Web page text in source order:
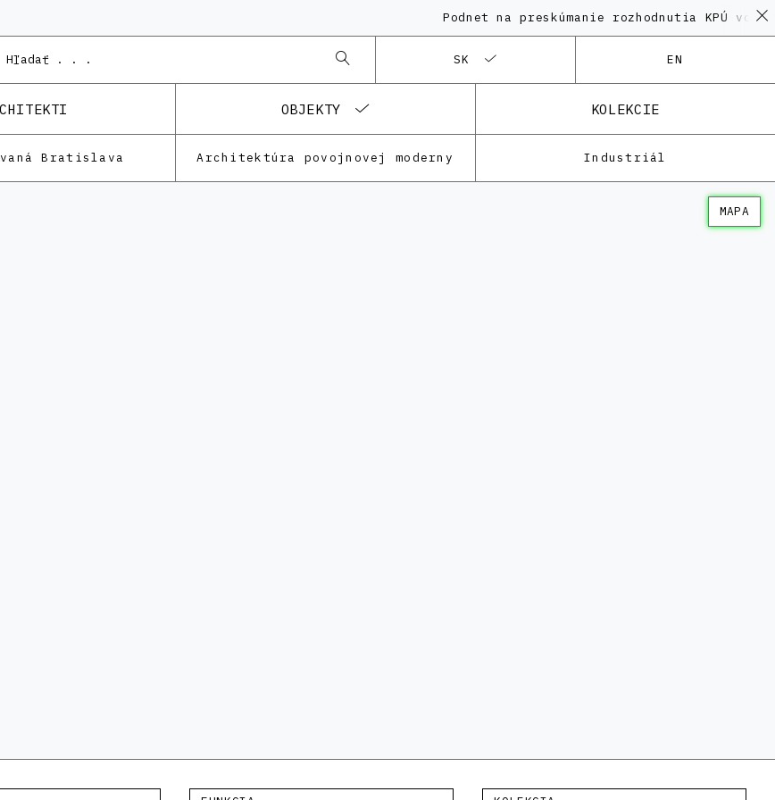
Podnet na preskúmanie rozhodnutia KPÚ vo
SK EN
OBJEKTY KOLEKCIE
Bratislava Architektúra povojnovej moderny Industriál
MAPA